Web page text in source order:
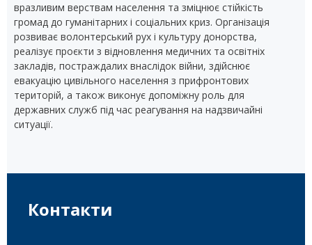
вразливим верствам населення та зміцнює стійкість
громад до гуманітарних і соціальних криз. Організація
розвиває волонтерський рух і культуру донорства,
реалізує проєкти з відновлення медичних та освітніх
закладів, постраждалих внаслідок війни, здійснює
евакуацію цивільного населення з прифронтових
територій, а також виконує допоміжну роль для
державних служб під час реагування на надзвичайні
ситуації.
Контакти